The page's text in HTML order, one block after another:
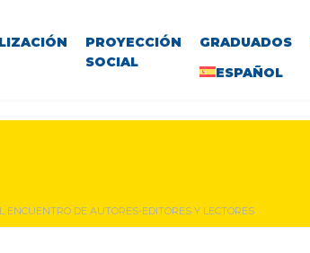
PROYECCIÓN
SOCIAL
GRADUADOS
ESPAÑOL
DE AUTORES-EDITORES Y LECTORES